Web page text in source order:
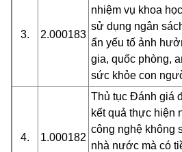
3. 2.000183
nhiệm vụ khoa
sử dụng ngân
ẩn yếu tố ảnh
gia, quốc phòng,
sức khỏe con
4. 1.000182
Thủ tục Đánh giá
kết quả thực hiện
công nghệ không
nhà nước mà có